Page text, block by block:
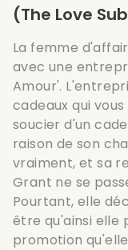
(The Love
La femme
avec une
Amour'.
cadeaux qui
soucier d'un
raison de son
vraiment, et sa
Grant ne se
Pourtant, elle
être qu'ainsi elle
promotion